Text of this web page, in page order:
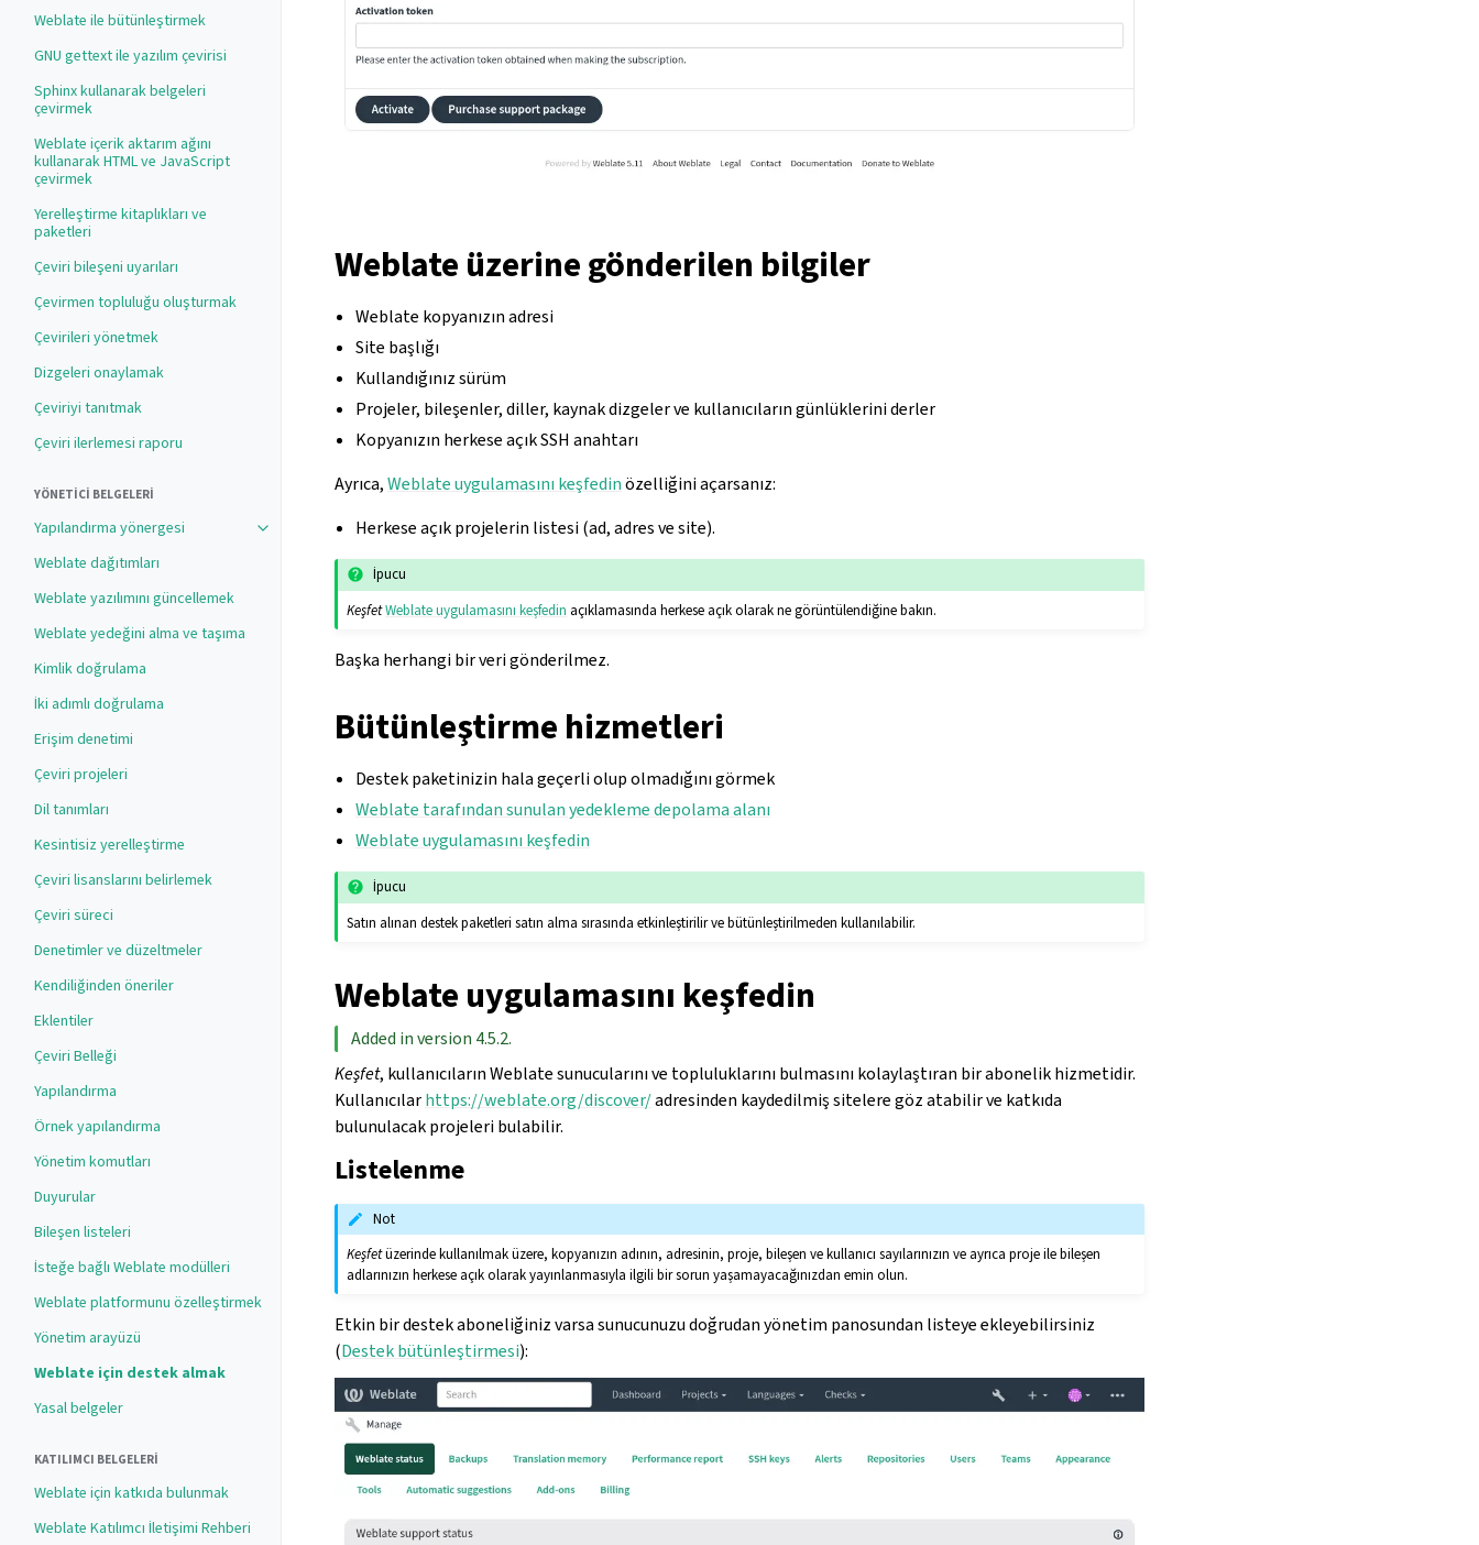
Weblate ile bütünleştirmek
GNU gettext ile yazılım çevirisi
Sphinx kullanarak belgeleri
çevirmek
Weblate içerik aktarım ağını
kullanarak HTML ve JavaScript
çevirmek
Yerelleştirme kitaplıkları ve
paketleri
Çeviri bileşeni uyarıları
Çevirmen topluluğu oluşturmak
Çevirileri yönetmek
Dizgeleri onaylamak
Çeviriyi tanıtmak
Çeviri ilerlemesi raporu
YÖNETICI BELGELERI
Yapılandırma yönergesi
Toggle navigation of Yapılandırma yönergesi
Weblate dağıtımları
Weblate yazılımını güncellemek
Weblate yedeğini alma ve taşıma
Kimlik doğrulama
İki adımlı doğrulama
Erişim denetimi
Çeviri projeleri
Dil tanımları
Kesintisiz yerelleştirme
Çeviri lisanslarını belirlemek
Çeviri süreci
Denetimler ve düzeltmeler
Kendiliğinden öneriler
Eklentiler
Çeviri Belleği
Yapılandırma
Örnek yapılandırma
Yönetim komutları
Duyurular
Bileşen listeleri
İsteğe bağlı Weblate modülleri
Weblate platformunu özelleştirmek
Yönetim arayüzü
Weblate için destek almak
Yasal belgeler
KATILIMCI BELGELERI
Weblate için katkıda bulunmak
Weblate Katılımcı İletişimi Rehberi
Weblate üzerine gönderilen bilgiler
Weblate kopyanızın adresi
Site başlığı
Kullandığınız sürüm
Projeler, bileşenler, diller, kaynak dizgeler ve kullanıcıların günlüklerini derler
Kopyanızın herkese açık SSH anahtarı
Ayrıca,Weblate uygulamasını keşfedinözelliğini açarsanız:
Herkese açık projelerin listesi (ad, adres ve site).
İpucu
KeşfetWeblate uygulamasını keşfedin açıklamasında herkese açık olarak ne görüntülendiğine bakın.
Başka herhangi bir veri gönderilmez.
Bütünleştirme hizmetleri
Destek paketinizin hala geçerli olup olmadığını görmek
Weblate tarafından sunulan yedekleme depolama alanı
Weblate uygulamasını keşfedin
İpucu
Satın alınan destek paketleri satın alma sırasında etkinleştirilir ve bütünleştirilmeden kullanılabilir.
Weblate uygulamasını keşfedin
Added in version 4.5.2.
Keşfet, kullanıcıların Weblate sunucularını ve topluluklarını bulmasını kolaylaştıran bir abonelik hizmetidir.
Kullanıcılarhttps://weblate.org/discover/adresinden kaydedilmiş sitelere göz atabilir ve katkıda
bulunulacak projeleri bulabilir.
Listelenme
Not
Keşfetüzerinde kullanılmak üzere, kopyanızın adının, adresinin, proje, bileşen ve kullanıcı sayılarınızın ve ayrıca proje ile bileşen
adlarınızın herkese açık olarak yayınlanmasıyla ilgili bir sorun yaşamayacağınızdan emin olun.
Etkin bir destek aboneliğiniz varsa sunucunuzu doğrudan yönetim panosundan listeye ekleyebilirsiniz
(Destek bütünleştirmesi):